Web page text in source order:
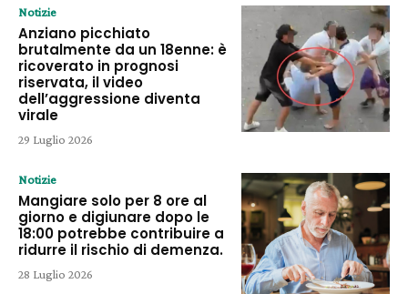
Notizie
Anziano picchiato
brutalmente da un 18enne: è
ricoverato in prognosi
riservata, il video
dell’aggressione diventa
virale
29 Luglio 2026
Notizie
Mangiare solo per 8 ore al
giorno e digiunare dopo le
18:00 potrebbe contribuire a
ridurre il rischio di demenza.
28 Luglio 2026